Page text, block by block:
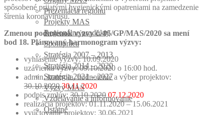
Prezentácia regiónu
Projekty MAS
Regionálne produkty
Spolupráca
Stratégia 2007 – 2013
Stratégia 2014 – 2020
Stratégia 2021 – 2027
Výzvy MAS
Vzdelávanie a informovanie
Ostatné
spôsobené prijatými hygienickými opatreniami na zamedzenie
šírenia koronavírusu.
Zmenou podmienok výzvy č. 05/GP/MAS/2020 sa mení
bod 18. Plánovaný harmonogram výzvy:
vyhlásenie výzvy: 10.09.2020
uzávierka výzvy: 09.10.2020 o 16:00 hod.
admin. kontrola, hodnotenie a výber projektov:
30.10.2020 30.11.2020
podpis zmlúv: 30.10.2020 07.12.2020
realizácia projektov: 01.11.2020 – 15.06.2021
vyúčtovanie projektov: 30.06.2021